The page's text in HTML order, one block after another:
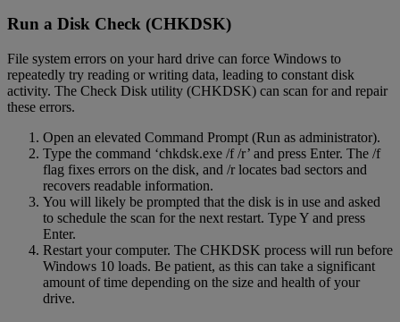
Run a Disk Check (CHKDSK)
File system errors on your hard drive can force Windows to
repeatedly try reading or writing data, leading to constant disk
activity. The Check Disk utility (CHKDSK) can scan for and repair
these errors.
Open an elevated Command Prompt (Run as administrator).
Type the command ‘chkdsk.exe /f /r’ and press Enter. The /f
flag fixes errors on the disk, and /r locates bad sectors and
recovers readable information.
You will likely be prompted that the disk is in use and asked
to schedule the scan for the next restart. Type Y and press
Enter.
Restart your computer. The CHKDSK process will run before
Windows 10 loads. Be patient, as this can take a significant
amount of time depending on the size and health of your
drive.